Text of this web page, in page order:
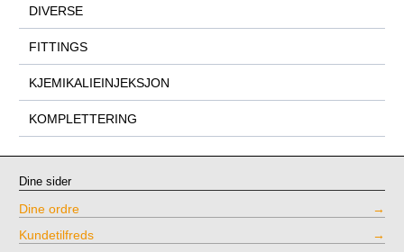
DIVERSE
FITTINGS
KJEMIKALIEINJEKSJON
KOMPLETTERING
Dine sider
Dine ordre
Kundetilfreds